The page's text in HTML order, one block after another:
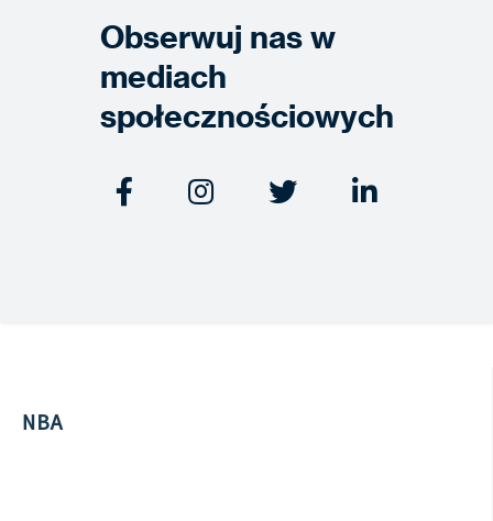
Obserwuj nas w
mediach
społecznościowych
   
NBA